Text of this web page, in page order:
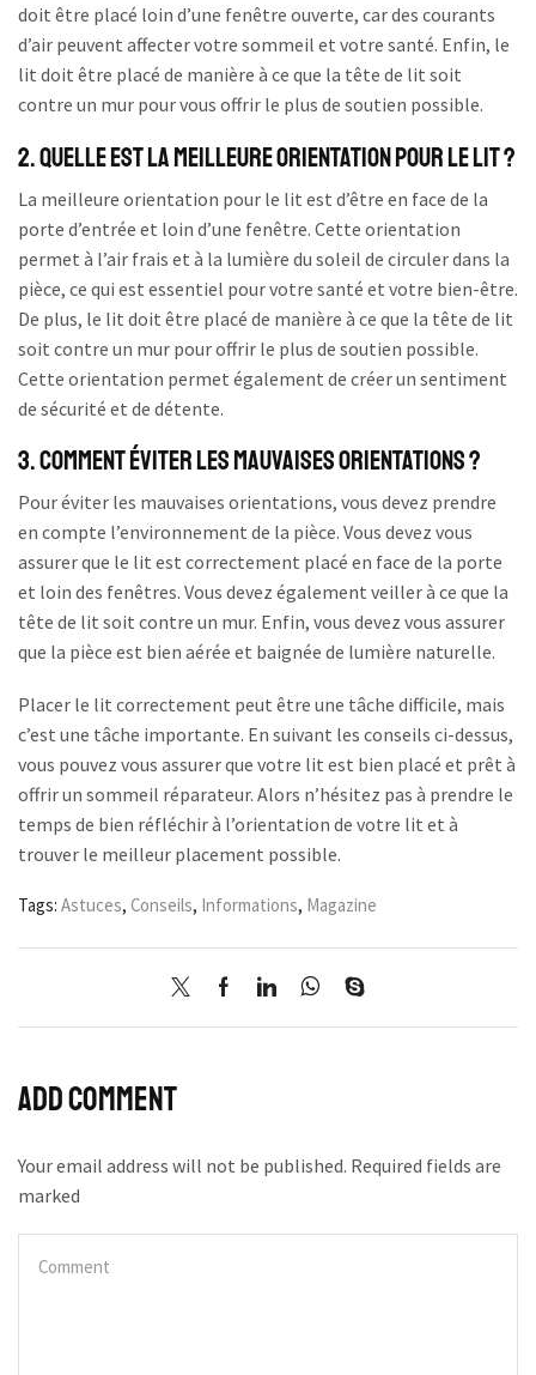
doit être placé loin d’une fenêtre ouverte, car des courants
d’air peuvent affecter votre sommeil et votre santé. Enfin, le
lit doit être placé de manière à ce que la tête de lit soit
contre un mur pour vous offrir le plus de soutien possible.
2. Quelle est la meilleure orientation pour le lit ?
La meilleure orientation pour le lit est d’être en face de la
porte d’entrée et loin d’une fenêtre. Cette orientation
permet à l’air frais et à la lumière du soleil de circuler dans la
pièce, ce qui est essentiel pour votre santé et votre bien-être.
De plus, le lit doit être placé de manière à ce que la tête de lit
soit contre un mur pour offrir le plus de soutien possible.
Cette orientation permet également de créer un sentiment
de sécurité et de détente.
3. Comment éviter les mauvaises orientations ?
Pour éviter les mauvaises orientations, vous devez prendre
en compte l’environnement de la pièce. Vous devez vous
assurer que le lit est correctement placé en face de la porte
et loin des fenêtres. Vous devez également veiller à ce que la
tête de lit soit contre un mur. Enfin, vous devez vous assurer
que la pièce est bien aérée et baignée de lumière naturelle.
Placer le lit correctement peut être une tâche difficile, mais
c’est une tâche importante. En suivant les conseils ci-dessus,
vous pouvez vous assurer que votre lit est bien placé et prêt à
offrir un sommeil réparateur. Alors n’hésitez pas à prendre le
temps de bien réfléchir à l’orientation de votre lit et à
trouver le meilleur placement possible.
Tags: Astuces, Conseils, Informations, Magazine
Add comment
Your email address will not be published. Required fields are
marked